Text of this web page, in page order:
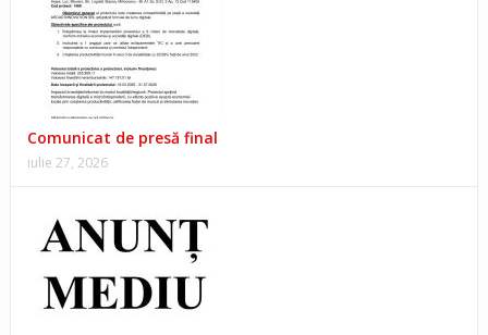
Comunicat de presă final
iulie 27, 2026